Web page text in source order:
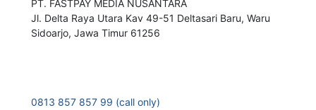
PT. FASTPAY MEDIA NUSANTARA
Jl. Delta Raya Utara Kav 49-51 Deltasari Baru, Waru
Sidoarjo, Jawa Timur 61256
0813 857 857 99 (call only)